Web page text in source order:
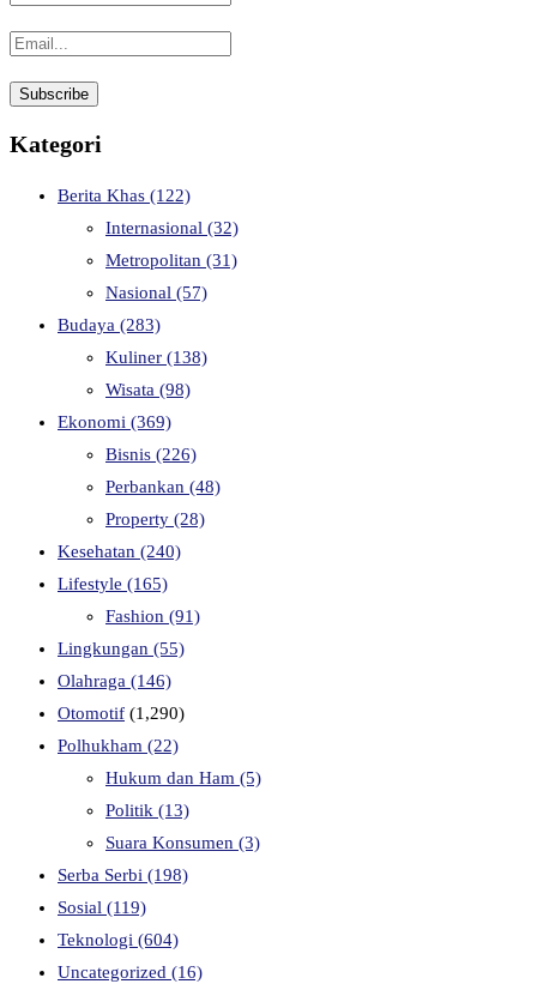
Kategori
Berita Khas (122)
Internasional (32)
Metropolitan (31)
Nasional (57)
Budaya (283)
Kuliner (138)
Wisata (98)
Ekonomi (369)
Bisnis (226)
Perbankan (48)
Property (28)
Kesehatan (240)
Lifestyle (165)
Fashion (91)
Lingkungan (55)
Olahraga (146)
Otomotif (1,290)
Polhukham (22)
Hukum dan Ham (5)
Politik (13)
Suara Konsumen (3)
Serba Serbi (198)
Sosial (119)
Teknologi (604)
Uncategorized (16)